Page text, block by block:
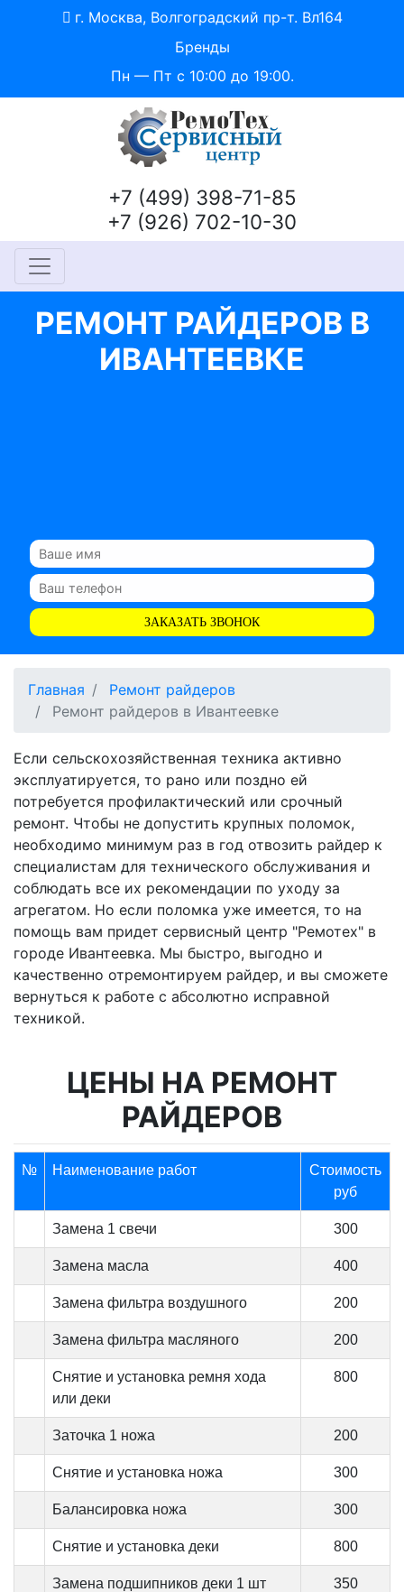
г. Москва, Волгоградский пр-т. Вл164
Бренды
Пн — Пт с 10:00 до 19:00.
+7 (499) 398-71-85
+7 (926) 702-10-30
РЕМОНТ РАЙДЕРОВ В
ИВАНТЕЕВКЕ
ЗАКАЗАТЬ ЗВОНОК
Главная
Ремонт райдеров
Ремонт райдеров в Ивантеевке
Если сельскохозяйственная техника активно
эксплуатируется, то рано или поздно ей
потребуется профилактический или срочный
ремонт. Чтобы не допустить крупных поломок,
необходимо минимум раз в год отвозить райдер к
специалистам для технического обслуживания и
соблюдать все их рекомендации по уходу за
агрегатом. Но если поломка уже имеется, то на
помощь вам придет сервисный центр "Ремотех" в
городе Ивантеевка. Мы быстро, выгодно и
качественно отремонтируем райдер, и вы сможете
вернуться к работе с абсолютно исправной
техникой.
ЦЕНЫ НА РЕМОНТ
РАЙДЕРОВ
№ Наименование работ
Стоимость
руб
Замена 1 свечи 300
Замена масла 400
Замена фильтра воздушного 200
Замена фильтра масляного 200
Снятие и установка ремня хода
или деки
800
Заточка 1 ножа 200
Снятие и установка ножа 300
Балансировка ножа 300
Снятие и установка деки 800
Замена подшипников деки 1 шт 350